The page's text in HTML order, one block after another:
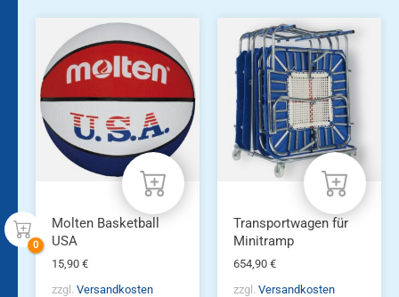
Molten Basketball
USA
15,90 €
zzgl. Versandkosten
Transportwagen für
Minitramp
654,90 €
zzgl. Versandkosten